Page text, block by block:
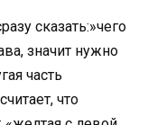
сказать:»чего
значит нужно
часть
что